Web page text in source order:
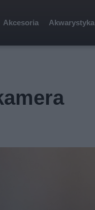
Akcesoria Akwarystyka